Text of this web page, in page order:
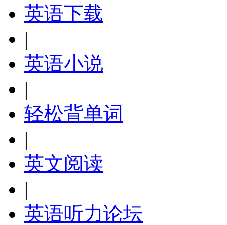
英语下载
|
英语小说
|
轻松背单词
|
英文阅读
|
英语听力论坛